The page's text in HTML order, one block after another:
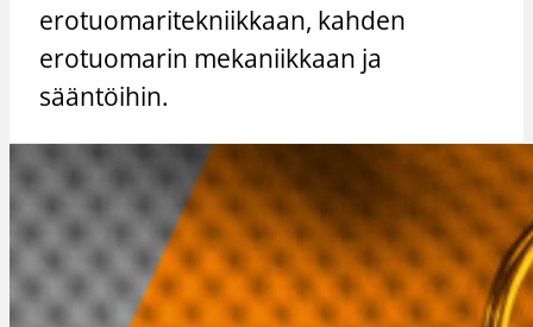
erotuomaritekniikkaan, kahden
erotuomarin mekaniikkaan ja
sääntöihin.